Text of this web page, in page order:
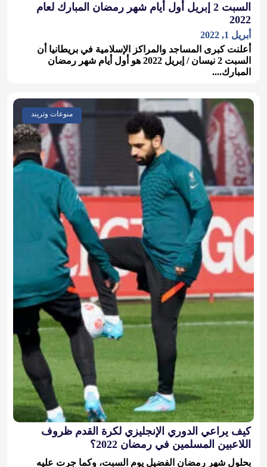
السبت 2 إبريل أول أيام شهر رمضان المبارك لعام
2022
أبريل 1, 2022
أعلنت كبرى المساجد والمراكز الإسلامية في بريطانيا أن
السبت 2 نيسان / إبريل 2022 هو أول أيام شهر رمضان
المبارك....
منوعات وتريند
كيف يراعي الدوري الإنجليزي لكرة القدم ظروف
اللاعبين المسلمين في رمضان 2022؟
بحلول شهر رمضان الفضيل يوم السبت، وكما جرت عليه